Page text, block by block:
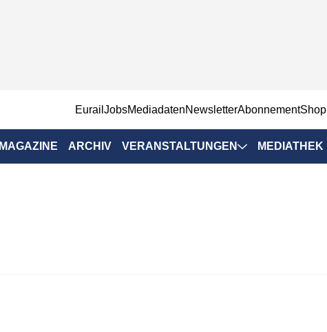
EurailJobsMediadatenNewsletterAbonnementShop
MAGAZINE ARCHIV VERANSTALTUNGEN MEDIATHEK